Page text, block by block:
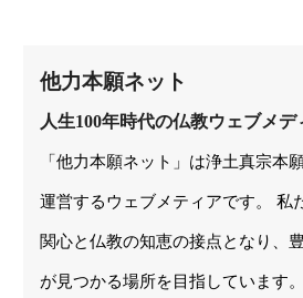
他力本願ネット
人生100年時代の仏教ウェブメデ
「他力本願ネット」は浄土真宗本
運営するウェブメティアです。 私
関心と仏教の知恵の接点となり、
が見つかる場所を目指しています。